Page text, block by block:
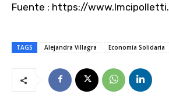
Fuente : https://www.lmcipolletti.
TAGS Alejandra Villagra Economía Solidaria